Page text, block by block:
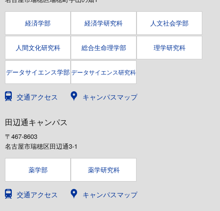
経済学部 経済学研究科 人文社会学部
人間文化研究科 総合生命理学部 理学研究科
データサイエンス学部データサイエンス研究科
交通アクセス キャンパスマップ
田辺通キャンパス
〒467-8603
名古屋市瑞穂区田辺通3-1
薬学部 薬学研究科
交通アクセス キャンパスマップ